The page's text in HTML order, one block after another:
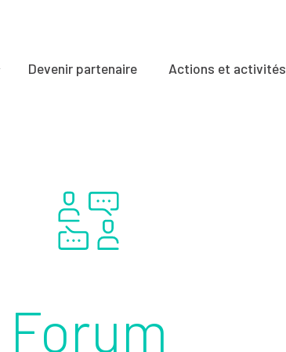
Devenir partenaire Actions et activités
Forum